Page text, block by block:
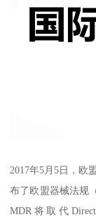
2017年5月5日，欧
布了欧盟器械法规
MDR将取代